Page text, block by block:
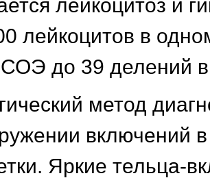
лейкоцитоз и
лейкоцитов в
СОЭ до 39 делений
метод
включений
Яркие тельца-